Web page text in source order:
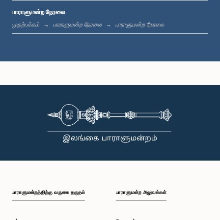
பி.ப. 12:05 - பி.ப. 12:13
பி.ப. 1:00 - பி.ப. 1:10
பி.ப. 1:10 - பி.ப. 1:19
பாராளுமன்ற நேரலை
முதற்பக்கம் பாராளுமன்ற நேரலை பாராளுமன்ற நேரலை
பாராளுமன்றத்திற்கு வருகை தருதல் பாராளுமன்ற அலுவல்கள்